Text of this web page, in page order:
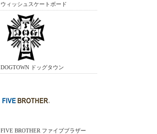
ウィッシュスケートボード
DOGTOWN ドッグタウン
FIVE BROTHER ファイブブラザー